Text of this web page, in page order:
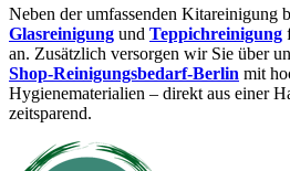
Neben der umfassenden Kitareinigung
Glasreinigung und Teppichreinigung
an. Zusätzlich versorgen wir Sie über
Shop-Reinigungsbedarf-Berlin mit
Hygienematerialien – direkt aus einer
zeitsparend.